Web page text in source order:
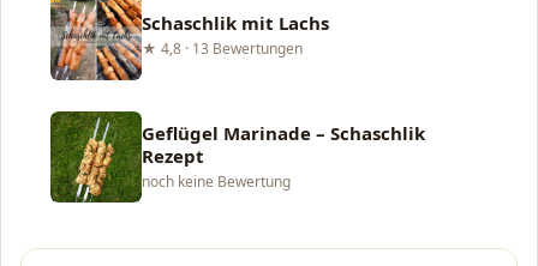
Schaschlik mit Lachs
★ 4,8 · 13 Bewertungen
Geflügel Marinade – Schaschlik
Rezept
noch keine Bewertung